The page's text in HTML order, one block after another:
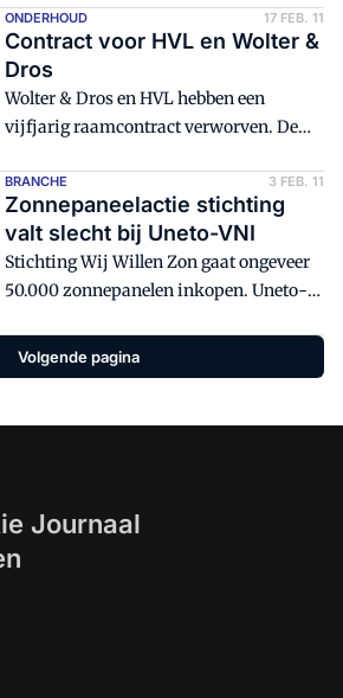
op jaarbasis afnemen. Met de order is
volgens het bedrijf een bedrag van 'meer
dan 5 miljoen euro' op jaarbasis
gemoeid.
ONDERHOUD 17 FEB. 11
Contract voor HVL en Wolter &
Dros
Wolter & Dros en HVL hebben een
vijfjarig raamcontract verworven. De
aangesteld als installatiepartners van
het Eindhovense Catharina Ziekenhuis.
BRANCHE 3 FEB. 11
Zonnepaneelactie stichting
valt slecht bij Uneto-VNI
Stichting Wij Willen Zon gaat ongeveer
50.000 zonnepanelen inkopen. Uneto-
installateurs, is er niet blij mee.
Volgende pagina
Journaal